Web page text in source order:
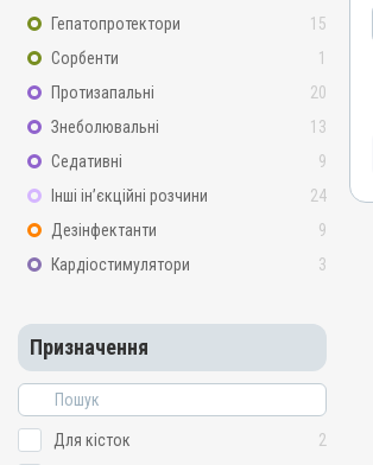
Гепатопротектори
15
Сорбенти
1
Протизапальні
20
Знеболювальні
13
Седативні
9
Інші ін’єкційні розчини
24
Дезінфектанти
9
Кардіостимулятори
3
Призначення
Для кісток
2